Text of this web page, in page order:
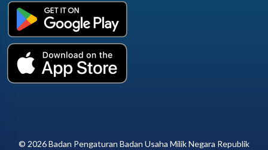
© 2026 Badan Pengaturan Badan Usaha Milik Negara Republik